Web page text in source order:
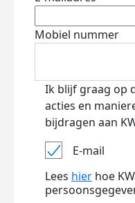
Mobiel nummer
Ik blijf graag op
acties en
bijdragen aan
E-mail
Lees hier hoe